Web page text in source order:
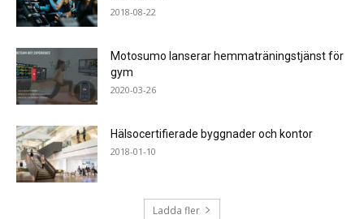
2018-08-22
Motosumo lanserar hemmaträningstjänst för
gym
2020-03-26
Hälsocertifierade byggnader och kontor
2018-01-10
Ladda fler